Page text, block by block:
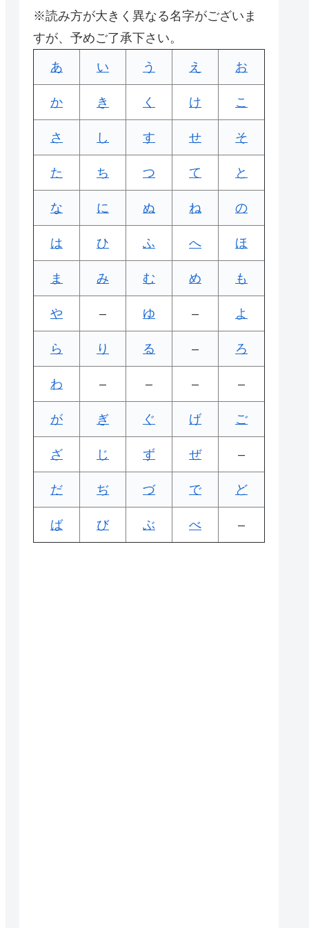
※読み方が大きく異なる名字がございま
すが、予めご了承下さい。
あ い う え お
か き く け こ
さ し す せ そ
た ち つ て と
な に ぬ ね の
は ひ ふ へ ほ
ま み む め も
や – ゆ – よ
ら り る – ろ
わ – – – –
が ぎ ぐ げ ご
ざ じ ず ぜ –
だ ぢ づ で ど
ば び ぶ べ –